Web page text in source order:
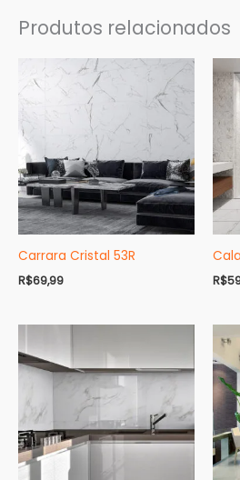
Produtos relacionados
Carrara Cristal 53R
R$69,99 R$